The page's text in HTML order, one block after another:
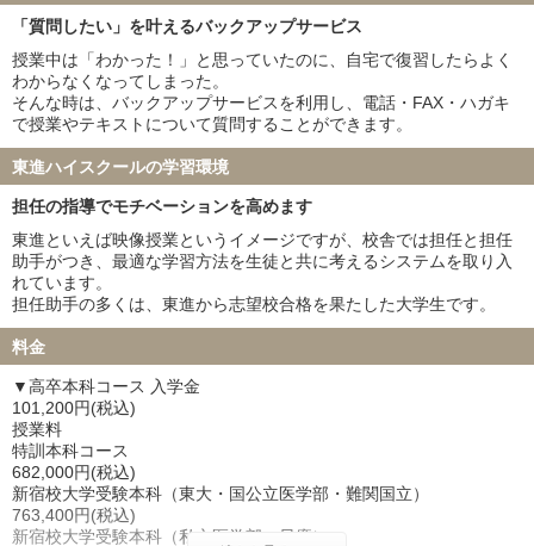
弘前大学 19名
琉球大学 21名
札幌医科大学 24名
大分大学 5名
鳥取大学 13名
徳島大学 35名
旭川医科大学 21名
秋田大学 19名
山形大学 24名
福島県立医科大学 18名
島根大学 7名
佐賀大学 27名
防衛医科大学校 59名
私立大学
慶應義塾大学 39名
東京慈恵会医科大学 19名
順天堂大学 44名
日本医科大学 29名
大阪医科薬科大学 17名
関西医科大学 40名
国際医療福祉大学 48名
自治医科大学 31名
東京医科大学 23名
東邦大学 25名
帝京大学 20名
愛知医科大学 16名
東北医科薬科大学 17名
日本大学 5名
兵庫医科大学 18名
聖マリアンナ医科大学 10名
「質問したい」を叶えるバックアップサービス
授業中は「わかった！」と思っていたのに、自宅で復習したらよく
わからなくなってしまった。
そんな時は、バックアップサービスを利用し、電話・FAX・ハガキ
で授業やテキストについて質問することができます。
東進ハイスクールの学習環境
担任の指導でモチベーションを高めます
東進といえば映像授業というイメージですが、校舎では担任と担任
助手がつき、最適な学習方法を生徒と共に考えるシステムを取り入
れています。
担任助手の多くは、東進から志望校合格を果たした大学生です。
料金
▼高卒本科コース 入学金
101,200円(税込)
授業料
特訓本科コース
682,000円(税込)
新宿校大学受験本科（東大・国公立医学部・難関国立）
763,400円(税込)
新宿校大学受験本科（私立医学部・早慶）